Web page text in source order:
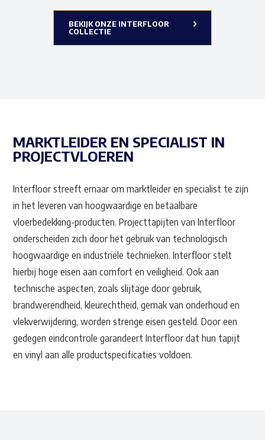
BEKIJK ONZE INTERFLOOR
COLLECTIE
MARKTLEIDER EN SPECIALIST IN
PROJECTVLOEREN
Interfloor streeft ernaar om marktleider en specialist te zijn
in het leveren van hoogwaardige en betaalbare
vloerbedekking-producten. Projecttapijten van Interfloor
onderscheiden zich door het gebruik van technologisch
hoogwaardige en industriële technieken. Interfloor stelt
hierbij hoge eisen aan comfort en veiligheid. Ook aan
technische aspecten, zoals slijtage door gebruik,
brandwerendheid, kleurechtheid, gemak van onderhoud en
vlekverwijdering, worden strenge eisen gesteld. Door een
gedegen eindcontrole garandeert Interfloor dat hun tapijt
en vinyl aan alle productspecificaties voldoen.